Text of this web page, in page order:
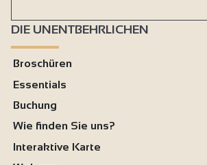
DIE UNENTBEHRLICHEN
Broschüren
Essentials
Buchung
Wie finden Sie uns?
Interaktive Karte